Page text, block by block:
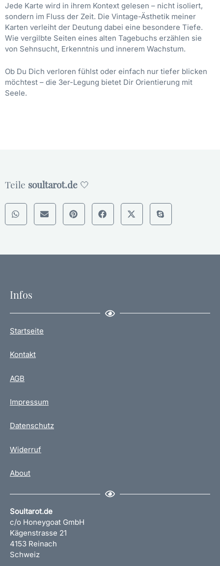
Jede Karte wird in ihrem Kontext gelesen – nicht isoliert,
sondern im Fluss der Zeit. Die Vintage-Ästhetik meiner
Karten verleiht der Deutung dabei eine besondere Tiefe.
Wie vergilbte Seiten eines alten Tagebuchs erzählen sie
von Sehnsucht, Erkenntnis und innerem Wachstum.
Ob Du Dich verloren fühlst oder einfach nur tiefer blicken
möchtest – die 3er-Legung bietet Dir Orientierung mit
Seele.
Teile soultarot.de 🤍
Infos
Startseite
Kontakt
AGB
Impressum
Datenschutz
Widerruf
About
Soultarot.de
c/o Honeygoat GmbH
Kägenstrasse 21
4153 Reinach
Schweiz